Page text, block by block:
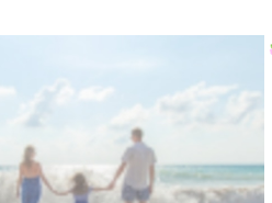
ンコンサルテーション【親子のセ